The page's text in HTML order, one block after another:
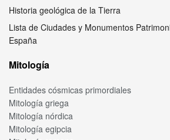
Historia geológica de la Tierra
Lista de Ciudades y Monumentos
España
Mitología
Entidades cósmicas primordiales
Mitología griega
Mitología nórdica
Mitología egipcia